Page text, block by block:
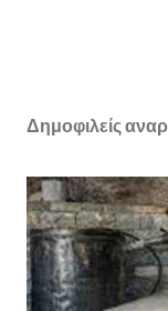
Δημοφιλείς